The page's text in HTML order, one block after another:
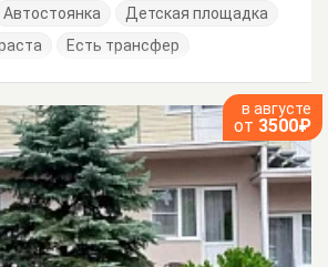
Автостоянка
Детская площадка
Есть трансфер
в августе
от 3500₽